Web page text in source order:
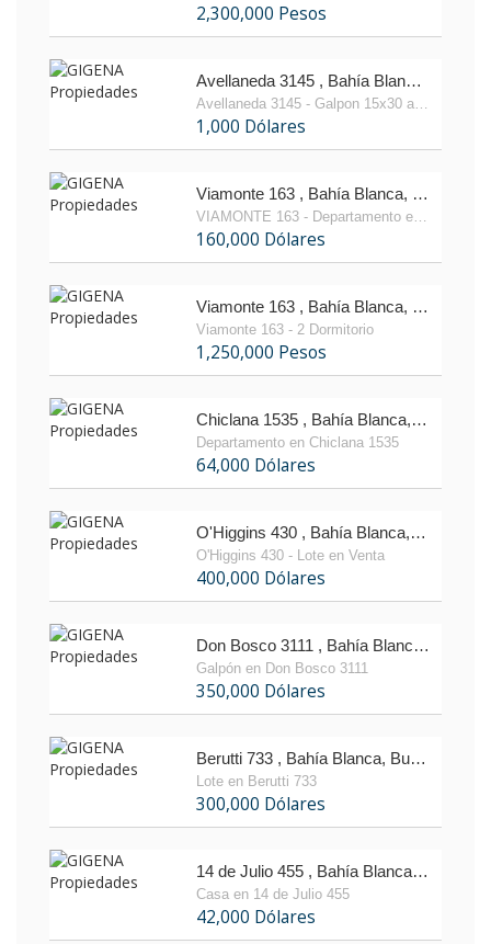
2,300,000 Pesos
Avellaneda 3145 , Bahía Blanca, Buenos Aires
1,000 Dólares
Viamonte 163 , Bahía Blanca, Buenos Aires
160,000 Dólares
Viamonte 163 , Bahía Blanca, Buenos Aires
Viamonte 163 - 2 Dormitorio
1,250,000 Pesos
Chiclana 1535 , Bahía Blanca, Buenos Aires
Departamento en Chiclana 1535
64,000 Dólares
O'Higgins 430 , Bahía Blanca, Buenos Aires
O'Higgins 430 - Lote en Venta
400,000 Dólares
Don Bosco 3111 , Bahía Blanca, Buenos Aires
Galpón en Don Bosco 3111
350,000 Dólares
Berutti 733 , Bahía Blanca, Buenos Aires
Lote en Berutti 733
300,000 Dólares
14 de Julio 455 , Bahía Blanca, Buenos Aires
Casa en 14 de Julio 455
42,000 Dólares